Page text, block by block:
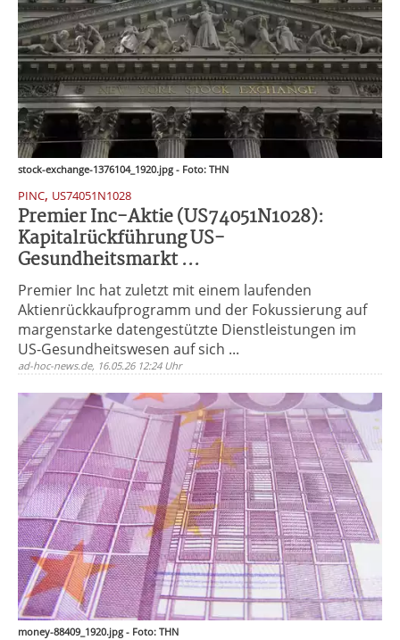
stock-exchange-1376104_1920.jpg - Foto: THN
PINC, US74051N1028
Premier Inc-Aktie (US74051N1028):
Kapitalrückführung US-
Gesundheitsmarkt ...
Premier Inc hat zuletzt mit einem laufenden
Aktienrückkaufprogramm und der Fokussierung auf
margenstarke datengestützte Dienstleistungen im
US-Gesundheitswesen auf sich ...
ad-hoc-news.de, 16.05.26 12:24 Uhr
money-88409_1920.jpg - Foto: THN